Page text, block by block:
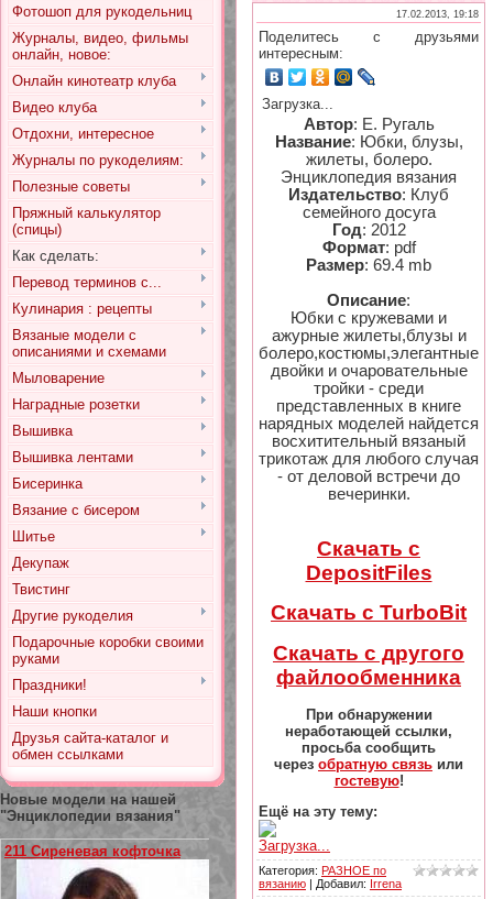
Фотошоп для рукодельниц
Журналы, видео, фильмы
онлайн, новое:
Онлайн кинотеатр клуба
Видео клуба
Отдохни, интересное
Журналы по рукоделиям:
Полезные советы
Пряжный калькулятор
(спицы)
Как сделать:
Перевод терминов с...
Кулинария : рецепты
Вязаные модели с
описаниями и схемами
Мыловарение
Наградные розетки
Вышивка
Вышивка лентами
Бисеринка
Вязание с бисером
Шитье
Декупаж
Твистинг
Другие рукоделия
Подарочные коробки своими
руками
Праздники!
Наши кнопки
Друзья сайта-каталог и
обмен ссылками
Новые модели на нашей
"Энциклопедии вязания"
211 Сиреневая кофточка
17.02.2013, 19:18
Поделитесь с друзьями
интересным:
Загрузка...
Автор: Е. Ругаль
Название: Юбки, блузы,
жилеты, болеро.
Энциклопедия вязания
Издательство: Клуб
семейного досуга
Год: 2012
Формат: pdf
Размер: 69.4 mb
Описание:
Юбки с кружевами и
ажурные жилеты,блузы и
болеро,костюмы,элегантные
двойки и очаровательные
тройки - среди
представленных в книге
нарядных моделей найдется
восхитительный вязаный
трикотаж для любого случая
- от деловой встречи до
вечеринки.
Скачать с
DepositFiles
Скачать с TurboBit
Скачать с другого
файлообменника
При обнаружении
неработающей ссылки,
просьба сообщить
через обратную связь или
гостевую!
Ещё на эту тему:
Загрузка...
Категория: РАЗНОЕ по
вязанию | Добавил: Irrena